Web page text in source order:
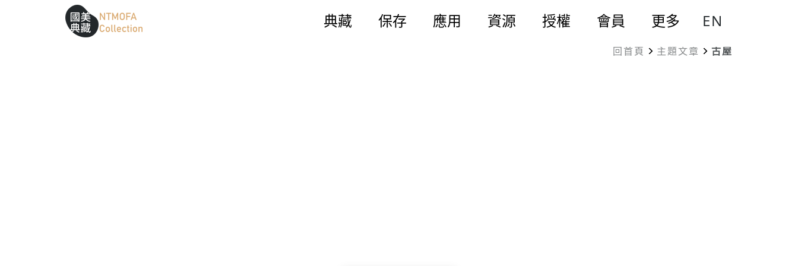
跳到中間主要內容區
網站導覽
::: 典藏 保存 應用 資源 授權 會員 更多 EN
回首頁 主題文章 古屋